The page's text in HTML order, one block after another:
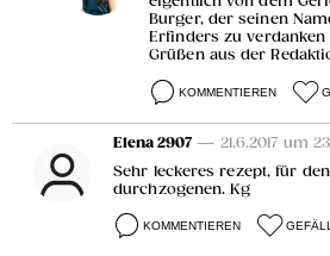
Burger, der seinen
Erfinders zu verdanken
Grüßen aus der
KOMMENTIEREN
Elena 2907 — 21.6.2017 um
Sehr leckeres rezept, für
durchzogenen. Kg
KOMMENTIEREN